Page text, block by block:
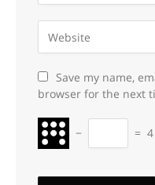
Save my name,
browser for the next
− = 4